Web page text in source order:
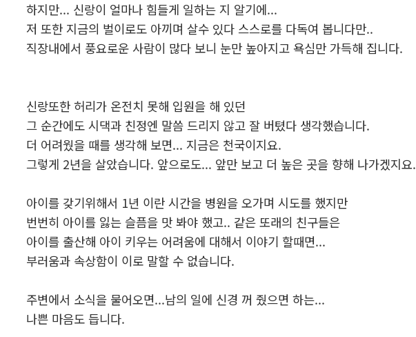
하지만... 신랑이 얼마나 힘들게 일하는 지 알기에...
저 또한 지금의 벌이로도 아끼며 살수 있다 스스로를 다독여 봅니다만..
직장내에서 풍요로운 사람이 많다 보니 눈만 높아지고 욕심만 가득해 집니다.
신랑또한 허리가 온전치 못해 입원을 해 있던
그 순간에도 시댁과 친정엔 말씀 드리지 않고 잘 버텼다 생각했습니다.
더 어려웠을 때를 생각해 보면... 지금은 천국이지요.
그렇게 2년을 살았습니다. 앞으로도... 앞만 보고 더 높은 곳을 향해 나가겠지요.
아이를 갖기위해서 1년 이란 시간을 병원을 오가며 시도를 했지만
번번히 아이를 잃는 슬픔을 맛 봐야 했고.. 같은 또래의 친구들은
아이를 출산해 아이 키우는 어려움에 대해서 이야기 할때면...
부러움과 속상함이 이로 말할 수 없습니다.
주변에서 소식을 물어오면...남의 일에 신경 꺼 줬으면 하는...
나쁜 마음도 듭니다.